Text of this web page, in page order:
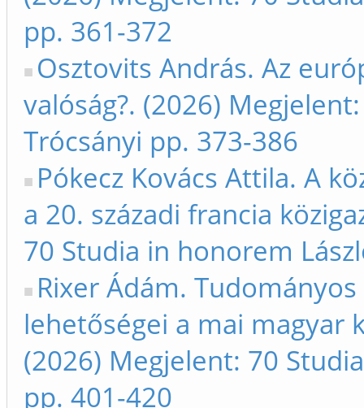
pp. 361-372
Osztovits András. Az
valóság?. (2026)
Trócsányi pp. 373-386
Pókecz Kovács Attila. A
a 20. századi francia
70 Studia in honorem
Rixer Ádám.
lehetőségei a mai magyar
(2026) Megjelent: 70
pp. 401-420